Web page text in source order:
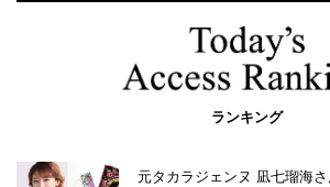
ランキング
元タカラジェンヌ 凪七瑠海